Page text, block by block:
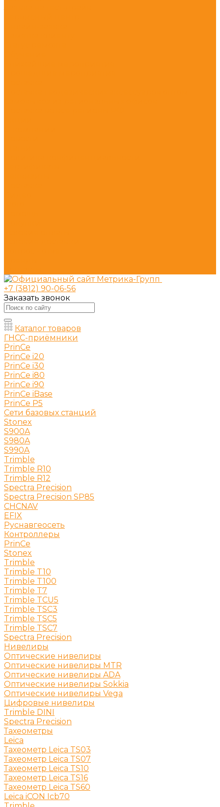
+7 (3812) 90-06-56
Заказать звонок
Каталог товаров
ГНСС-приёмники
PrinCe
PrinCe i20
PrinCe i30
PrinCe i80
PrinCe i90
PrinCe iBase
PrinCe P5
Сети базовых станций
Stonex
S900A
S980A
S990A
Trimble
Trimble R10
Trimble R12
Spectra Precision
Spectra Precision SP85
CHCNAV
EFIX
Руснавгеосеть
Контроллеры
PrinCe
Stonex
Trimble
Trimble T10
Trimble T100
Trimble T7
Trimble TCU5
Trimble TSC3
Trimble TSC5
Trimble TSC7
Spectra Precision
Нивелиры
Оптические нивелиры
Оптические нивелиры MTR
Оптические нивелиры ADA
Оптические нивелиры Sokkia
Оптические нивелиры Vega
Цифровые нивелиры
Trimble DINI
Spectra Precision
Тахеометры
Leica
Тахеометр Leica TS03
Тахеометр Leica TS07
Тахеометр Leica TS10
Тахеометр Leica TS16
Тахеометр Leica TS60
Leica iCON Icb70